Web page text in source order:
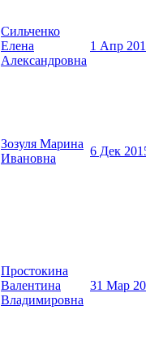
Сильченко
Елена
Александровна
1 Апр
Зозуля Марина
Ивановна
6 Дек
Простокина
Валентина
Владимировна
31 Мар